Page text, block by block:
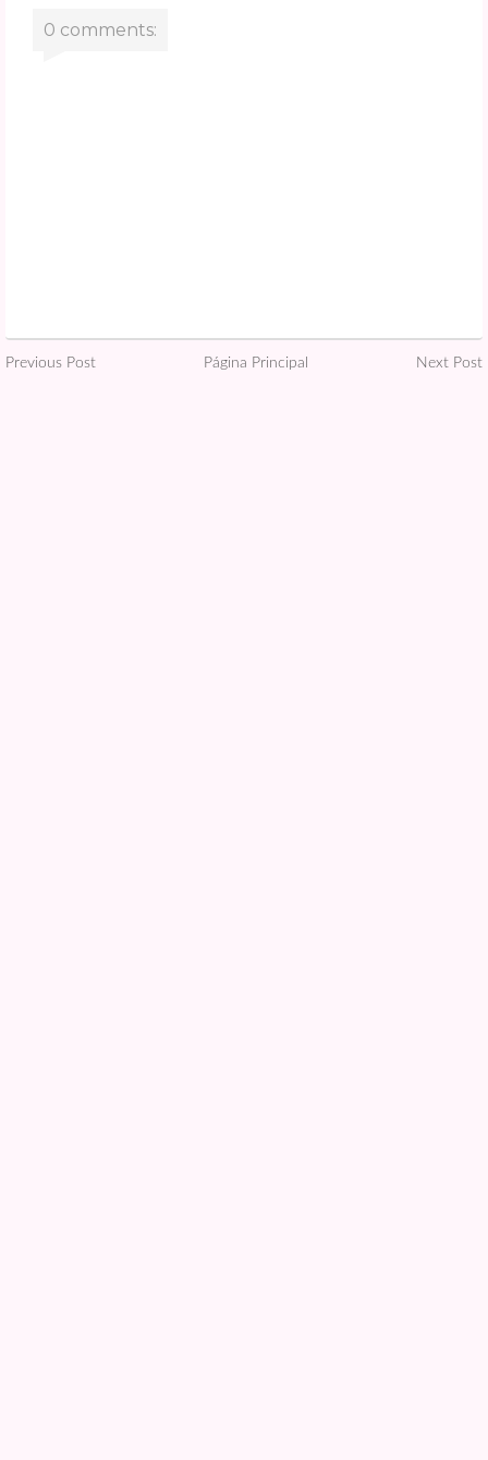
0 comments:
Previous Post Página Principal Next Post